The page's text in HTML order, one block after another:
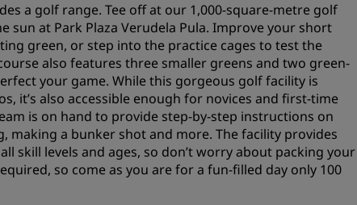
a golf range. Tee off at our 1,000-square-metre golf
sun at Park Plaza Verudela Pula. Improve your short
green, or step into the practice cages to test the
also features three smaller greens and two green-
your game. While this gorgeous golf facility is
it’s also accessible enough for novices and first-time
is on hand to provide step-by-step instructions on
making a bunker shot and more. The facility provides
skill levels and ages, so don’t worry about packing your
so come as you are for a fun-filled day only 100